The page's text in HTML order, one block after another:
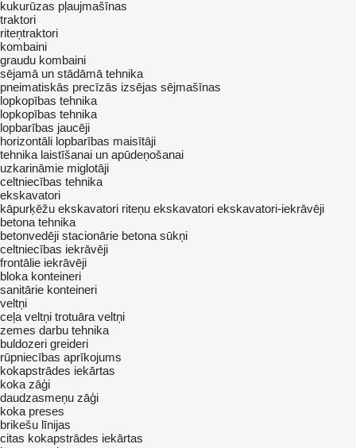
kukurūzas pļaujmašīnas
traktori
riteņtraktori
kombaini
graudu kombaini
sējamā un stādāmā tehnika
pneimatiskās precīzās izsējas sējmašīnas
lopkopības tehnika
lopkopības tehnika
lopbarības jaucēji
horizontāli lopbarības maisītāji
tehnika laistīšanai un apūdeņošanai
uzkarināmie miglotāji
celtniecības tehnika
ekskavatori
kāpurķēžu ekskavatori riteņu ekskavatori ekskavatori-iekrāvēji
betona tehnika
betonvedēji stacionārie betona sūkņi
celtniecības iekrāvēji
frontālie iekrāvēji
bloka konteineri
sanitārie konteineri
veltņi
ceļa veltņi trotuāra veltņi
zemes darbu tehnika
buldozeri greideri
rūpniecības aprīkojums
kokapstrādes iekārtas
koka zāģi
daudzasmeņu zāģi
koka preses
brikešu līnijas
citas kokapstrādes iekārtas